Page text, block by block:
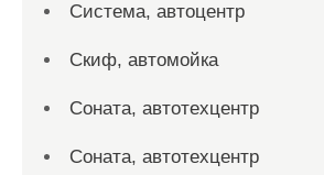
Система, автоцентр
Скиф, автомойка
Соната, автотехцентр
Соната, автотехцентр